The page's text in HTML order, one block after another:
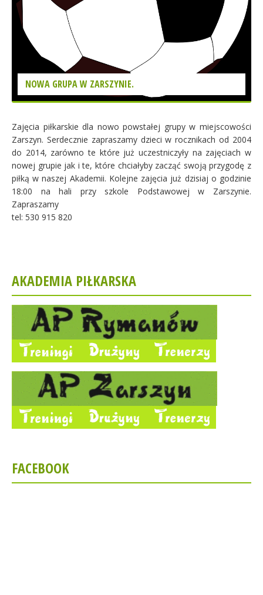
NOWA GRUPA W ZARSZYNIE.
Zajęcia piłkarskie dla nowo powstałej grupy w miejscowości
Zarszyn. Serdecznie zapraszamy dzieci w rocznikach od 2004
do 2014, zarówno te które już uczestniczyły na zajęciach w
nowej grupie jak i te, które chciałyby zacząć swoją przygodę z
piłką w naszej Akademii. Kolejne zajęcia już dzisiaj o godzinie
18:00 na hali przy szkole Podstawowej w Zarszynie.
Zapraszamy
tel: 530 915 820
AKADEMIA PIŁKARSKA
FACEBOOK